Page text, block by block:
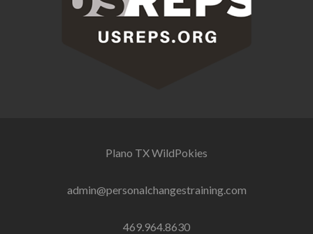
Plano TXWildPokies
admin@personalchangestraining.com
469.964.8630